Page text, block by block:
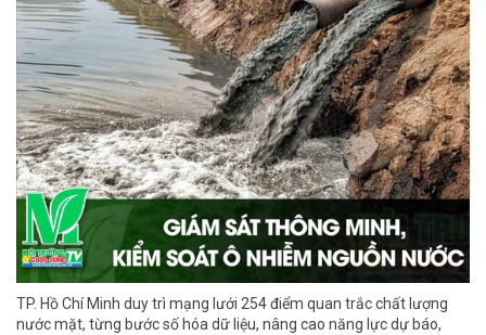
TP. Hồ Chí Minh duy trì mạng lưới 254 điểm quan trắc chất lượng
nước mặt, từng bước số hóa dữ liệu, nâng cao năng lực dự báo,